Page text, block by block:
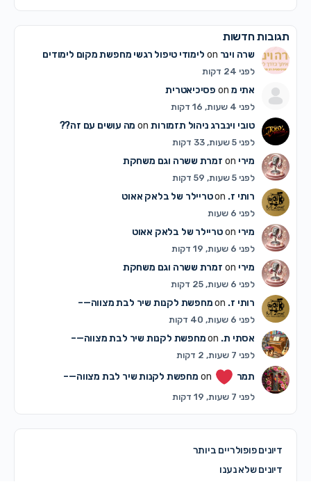
תגובות חדשות
שרה וינרon לימודי טיפול רגשי מחפשת מקום לימודים
לפני 24 דקות
אתי מon פסיכיאטרית
לפני 4 שעות, 16 דקות
טובי וינברג ניהול תזמורותon מה עושים עם זה??
לפני 5 שעות, 33 דקות
מיריon זמרת ששרה וגם משחקת
לפני 5 שעות, 59 דקות
רותי ז.on טריילר של בלאק אאוט
לפני 6 שעות
מיריon טריילר של בלאק אאוט
לפני 6 שעות, 19 דקות
מיריon זמרת ששרה וגם משחקת
לפני 6 שעות, 25 דקות
רותי ז.on מחפשת לקנות שיר לבת מצווה—–
לפני 6 שעות, 40 דקות
אסתי ת.on מחפשת לקנות שיר לבת מצווה—–
לפני 7 שעות, 2 דקות
תמר on מחפשת לקנות שיר לבת מצווה—–
לפני 7 שעות, 19 דקות
דיונים פופולריים ביותר
דיונים שלא נענו